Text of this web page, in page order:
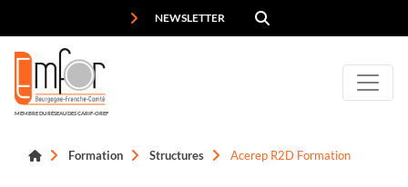
NEWSLETTER
MEMBRE DU RÉSEAU DES CARIF-OREF
Formation Structures Acerep R2D Formation
Panneau de gestion des cookies